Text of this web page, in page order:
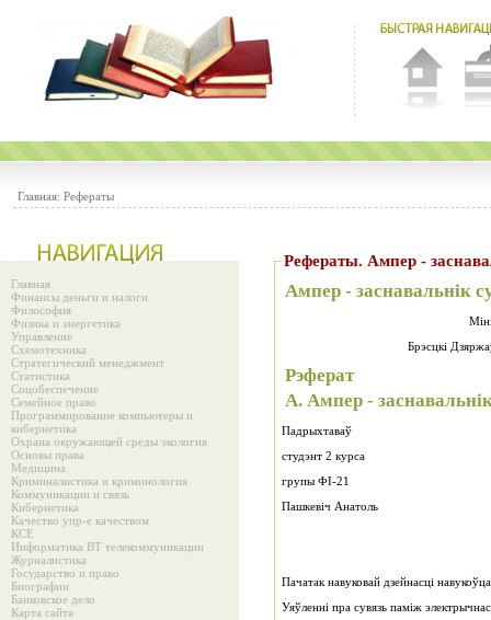
Главная: Рефераты
Главная
Финансы деньги и налоги
Философия
Физика и энергетика
Управление
Схемотехника
Стратегический менеджмент
Статистика
Соцобеспечение
Семейное право
Программирование компьютеры и
кибернетика
Охрана окружающей среды экология
Основы права
Медицина
Криминалистика и криминология
Коммуникации и связь
Кибернетика
Качество упр-е качеством
КСЕ
Информатика ВТ телекоммуникации
Журналистика
Государство и право
Биографии
Банковское дело
Карта сайта
Рефераты. Ампер -
Ампер - заснавальнік
Брэсцкі
Рэферат
А. Ампер -
Падрыхтаваў
студэнт 2 курса
групы ФІ-21
Пашкевіч Анатоль
Пачатак навуковай дзейнасці навукоўца
Уяўленні пра сувязь паміж